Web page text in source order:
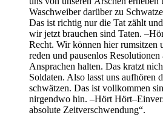
Waschweiber darüber zu
Das ist richtig nur die Tat zählt
wir jetzt brauchen sind Taten.
Recht. Wir können hier rumsitzen
reden und pausenlos
Ansprachen halten. Das kratzt
Soldaten. Also lasst uns aufhören
schwätzen. Das ist vollkommen
nirgendwo hin. –Hört
absolute Zeitverschwendung“.